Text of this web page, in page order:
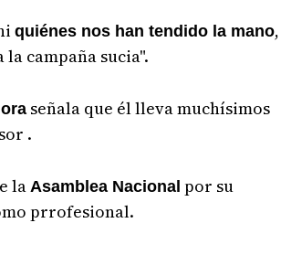
quiénes nos han tendido la mano,
campaña sucia".
señala que él lleva muchísimos
.
la Asamblea Nacional por su
prrofesional.